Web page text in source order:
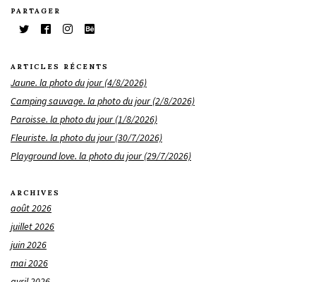
PARTAGER
ARTICLES RÉCENTS
Jaune. la photo du jour (4/8/2026)
Camping sauvage. la photo du jour (2/8/2026)
Paroisse. la photo du jour (1/8/2026)
Fleuriste. la photo du jour (30/7/2026)
Playground love. la photo du jour (29/7/2026)
ARCHIVES
août 2026
juillet 2026
juin 2026
mai 2026